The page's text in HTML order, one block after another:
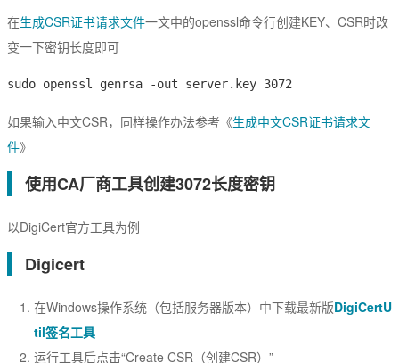
OV企业型
Flex弹性域名
代码签名
S/MIME签名
在生成CSR证书请求文件一文中的openssl命令行创建KEY、CSR时改
变一下密钥长度即可
sudo openssl genrsa -out server.key 3072
如果输入中文CSR，同样操作办法参考《生成中文CSR证书请求文
件》
使用CA厂商工具创建3072长度密钥
以DigiCert官方工具为例
Digicert
在Windows操作系统（包括服务器版本）中下载最新版DigiCertU
til签名工具
运行工具后点击“Create CSR（创建CSR）”